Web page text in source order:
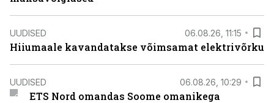
UUDISED 06.08.26, 11:15
Hiiumaale kavandatakse võimsamat elektrivõrku
UUDISED 06.08.26, 10:29
ETS Nord omandas Soome omanikega